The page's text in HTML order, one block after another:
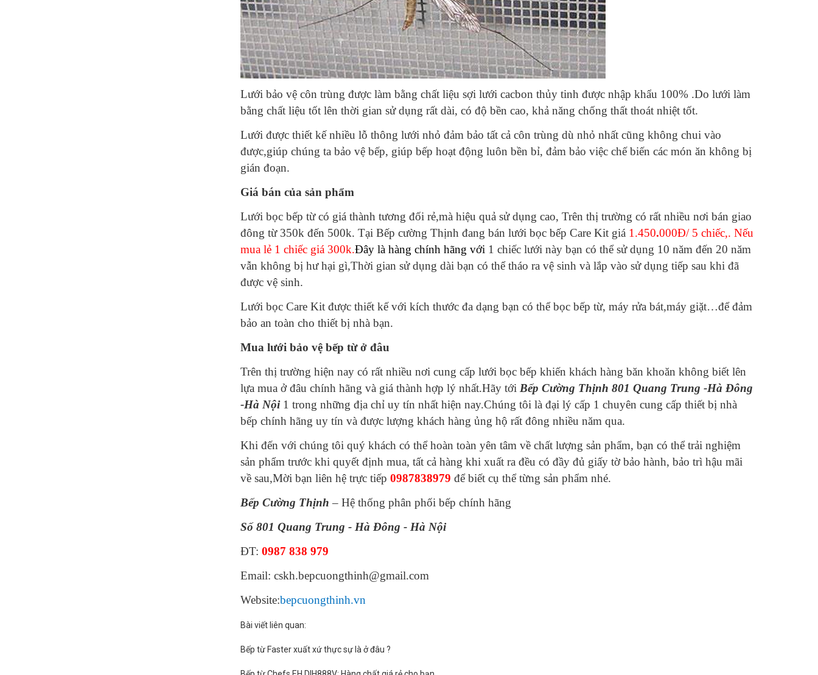
Lưới bảo vệ côn trùng được làm bằng chất liệu sợi lưới cacbon thủy tinh được nhập khẩu 100% .Do lưới làm
bằng chất liệu tốt lên thời gian sử dụng rất dài, có độ bền cao, khả năng chống thất thoát nhiệt tốt.
Lưới được thiết kế nhiều lỗ thông lưới nhỏ đảm bảo tất cả côn trùng dù nhỏ nhất cũng không chui vào
được,giúp chúng ta bảo vệ bếp, giúp bếp hoạt động luôn bền bỉ, đảm bảo việc chế biến các món ăn không bị
gián đoạn.
Giá bán của sản phẩm
Lưới bọc bếp từ có giá thành tương đối rẻ,mà hiệu quả sử dụng cao, Trên thị trường có rất nhiều nơi bán giao
đông từ 350k đến 500k. Tại Bếp cường Thịnh đang bán lưới bọc bếp Care Kit giá 1.450.000Đ/ 5 chiếc,. Nếu
mua lẻ 1 chiếc giá 300k.Đây là hàng chính hãng với 1 chiếc lưới này bạn có thể sử dụng 10 năm đến 20 năm
vẫn không bị hư hại gì,Thời gian sử dụng dài bạn có thể tháo ra vệ sinh và lắp vào sử dụng tiếp sau khi đã
được vệ sinh.
Lưới bọc Care Kit được thiết kế với kích thước đa dạng bạn có thể bọc bếp từ, máy rửa bát,máy giặt…để đảm
bảo an toàn cho thiết bị nhà bạn.
Mua lưới bảo vệ bếp từ ở đâu
Trên thị trường hiện nay có rất nhiều nơi cung cấp lưới bọc bếp khiến khách hàng băn khoăn không biết lên
lựa mua ở đâu chính hãng và giá thành hợp lý nhất.Hãy tới Bếp Cường Thịnh 801 Quang Trung -Hà Đông
-Hà Nội1 trong những địa chỉ uy tín nhất hiện nay.Chúng tôi là đại lý cấp 1 chuyên cung cấp thiết bị nhà
bếp chính hãng uy tín và được lượng khách hàng ủng hộ rất đông nhiều năm qua.
Khi đến với chúng tôi quý khách có thể hoàn toàn yên tâm về chất lượng sản phẩm, bạn có thể trải nghiệm
sản phẩm trước khi quyết định mua, tất cả hàng khi xuất ra đều có đầy đủ giấy tờ bảo hành, bảo trì hậu mãi
về sau,Mời bạn liên hệ trực tiếp 0987838979 để biết cụ thể từng sản phẩm nhé.
Bếp Cường Thịnh – Hệ thống phân phối bếp chính hãng
Số 801 Quang Trung - Hà Đông - Hà Nội
ĐT: 0987 838 979
Email: cskh.bepcuongthinh@gmail.com
Website:bepcuongthinh.vn
Bài viết liên quan:
Bếp từ Faster xuất xứ thực sự là ở đâu ?